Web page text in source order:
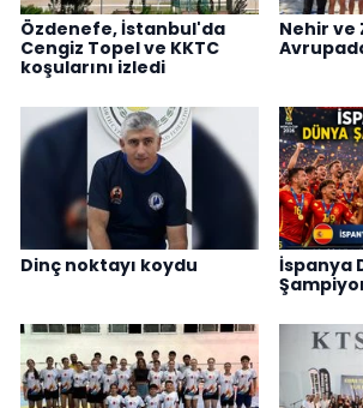
Özdenefe, İstanbul'da
Cengiz Topel ve KKTC
koşularını izledi
Nehir
Dinç noktayı koydu
İspanya